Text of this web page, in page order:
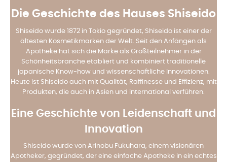
Die Geschichte des Hauses Shiseido
Shiseido wurde 1872 in Tokio gegründet, Shiseido ist einer der
ältesten Kosmetikmarken der Welt. Seit den Anfängen als
Apotheke hat sich die Marke als Großteilnehmer in der
Schönheitsbranche etabliert und kombiniert traditionelle
japanische Know-how und wissenschaftliche Innovationen.
Heute ist Shiseido auch mit Qualität, Raffinesse und Effizienz, mit
Produkten, die auch in Asien und international verführen.
Eine Geschichte von Leidenschaft und
Innovation
Shiseido wurde von Arinobu Fukuhara, einem visionären
Apotheker, gegründet, der eine einfache Apotheke in ein echtes